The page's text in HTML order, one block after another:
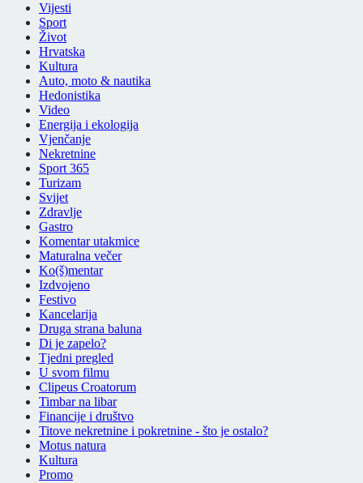
Vijesti
Sport
Život
Hrvatska
Kultura
Auto, moto & nautika
Hedonistika
Video
Energija i ekologija
Vjenčanje
Nekretnine
Sport 365
Turizam
Svijet
Zdravlje
Gastro
Komentar utakmice
Maturalna večer
Ko(š)mentar
Izdvojeno
Festivo
Kancelarija
Druga strana baluna
Di je zapelo?
Tjedni pregled
U svom filmu
Clipeus Croatorum
Timbar na libar
Financije i društvo
Titove nekretnine i pokretnine - što je ostalo?
Motus natura
Kultura
Promo